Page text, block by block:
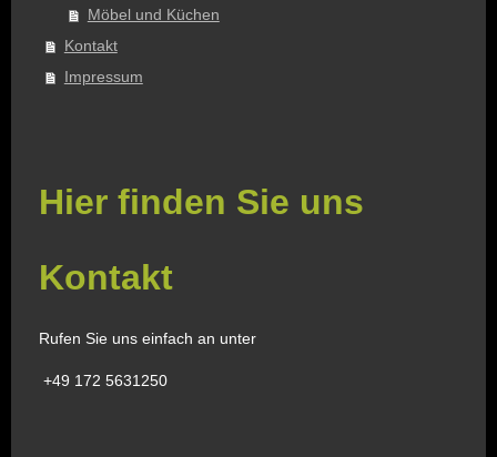
Möbel und Küchen
Kontakt
Impressum
Hier finden Sie uns
Kontakt
Rufen Sie uns einfach an unter
+49 172 5631250